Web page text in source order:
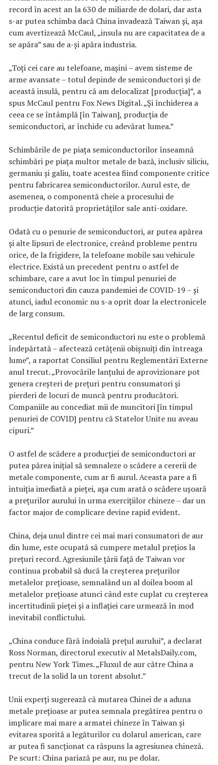
record în acest an la 630 de miliarde de dolari, dar asta
s-ar putea schimba dacă China invadează Taiwan și, așa
cum avertizează McCaul, „insula nu are capacitatea de a
se apăra” sau de a-şi apăra industria.
„Toți cei care au telefoane, mașini – avem sisteme de
arme avansate – totul depinde de semiconductori și de
această insulă, pentru că am delocalizat [producția]”, a
spus McCaul pentru Fox News Digital. „Și închiderea a
ceea ce se întâmplă [în Taiwan], producţia de
semiconductori, ar închide cu adevărat lumea.”
Schimbările de pe piața semiconductorilor înseamnă
schimbări pe piața multor metale de bază, inclusiv siliciu,
germaniu și galiu, toate acestea fiind componente critice
pentru fabricarea semiconductorilor. Aurul este, de
asemenea, o componentă cheie a procesului de
producție datorită proprietăților sale anti-oxidare.
Odată cu o penurie de semiconductori, ar putea apărea
și alte lipsuri de electronice, creând probleme pentru
orice, de la frigidere, la telefoane mobile sau vehicule
electrice. Există un precedent pentru o astfel de
schimbare, care a avut loc în timpul penuriei de
semiconductori din cauza pandemiei de COVID-19 – și
atunci, iadul economic nu s-a oprit doar la electronicele
de larg consum.
„Recentul deficit de semiconductori nu este o problemă
îndepărtată – afectează cetățenii obișnuiți din întreaga
lume”, a raportat Consiliul pentru Reglementări Externe
anul trecut. „Provocările lanțului de aprovizionare pot
genera creșteri de prețuri pentru consumatori și
pierderi de locuri de muncă pentru producători.
Companiile au concediat mii de muncitori [în timpul
penuriei de COVID] pentru că Statelor Unite nu aveau
cipuri.”
O astfel de scădere a producției de semiconductori ar
putea părea inițial să semnaleze o scădere a cererii de
metale componente, cum ar fi aurul. Aceasta pare a fi
intuiția imediată a pieței, așa cum arată o scădere ușoară
a prețurilor aurului în urma exercițiilor chineze – dar un
factor major de complicare devine rapid evident.
China, deja unul dintre cei mai mari consumatori de aur
din lume, este ocupată să cumpere metalul prețios la
preţuri record. Agresiunile țării față de Taiwan vor
continua probabil să ducă la creșterea prețurilor
metalelor prețioase, semnalând un al doilea boom al
metalelor prețioase atunci când este cuplat cu creșterea
incertitudinii pieței și a inflației care urmează în mod
inevitabil conflictului.
„China conduce fără îndoială prețul aurului”, a declarat
Ross Norman, directorul executiv al MetalsDaily.com,
pentru New York Times. „Fluxul de aur către China a
trecut de la solid la un torent absolut.”
Unii experți sugerează că mutarea Chinei de a aduna
metale prețioase ar putea semnala pregătirea pentru o
implicare mai mare a armatei chineze în Taiwan și
evitarea sporită a legăturilor cu dolarul american, care
ar putea fi sancționat ca răspuns la agresiunea chineză.
Pe scurt: China pariază pe aur, nu pe dolar.